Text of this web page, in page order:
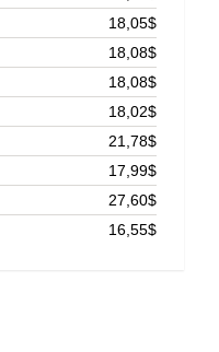
18,05$
18,08$
18,08$
18,02$
21,78$
17,99$
27,60$
16,55$